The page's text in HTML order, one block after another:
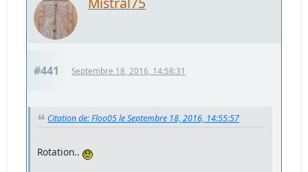
#441 Septembre 18, 2016, 14:58:31
Citation de: Floo05 le Septembre 18, 2016, 14:55:57
Rotation..